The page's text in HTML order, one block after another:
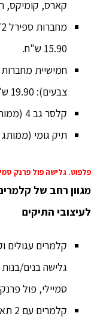
קארס, קומיקס, ריאל
15.90 ש"ח.
צבעים): 19.90 ש"ח.
קלסר גב 4 (ממותג וחלק במגוון צבעים): 15.90 ש"ח..
תיק גומי (ממותג
פלפוט. גלישה פול פרנק
מגוון רחב של
לעיצובי התיקים
קלמרים עגולים
סמיילי, פול פרנק,
קלמרים עם 2 תאים עם אותם מותגים. מחיר: 49.90 ש"ח.